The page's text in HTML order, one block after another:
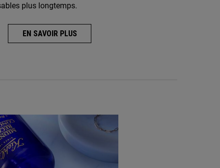
plus longtemps.
EN SAVOIR PLUS